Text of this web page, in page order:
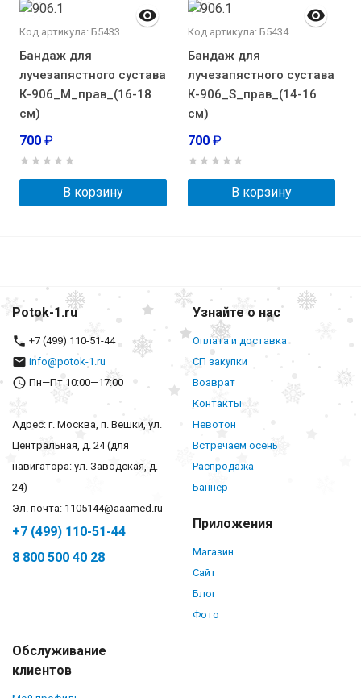
Код артикула: Б5433
Бандаж для
лучезапястного сустава
К-906_М_прав_(16-18
см)
700 ₽
В корзину
Код артикула: Б5434
Бандаж для
лучезапястного сустава
К-906_S_прав_(14-16
см)
700 ₽
В корзину
Potok-1.ru
+7 (499) 110-51-44
info@potok-1.ru
Пн—Пт 10:00—17:00
Адрес: г. Москва, п. Вешки, ул.
Центральная, д. 24 (для
навигатора: ул. Заводская, д.
24)
Эл. почта: 1105144@aaamed.ru
+7 (499) 110-51-44
8 800 500 40 28
Узнайте о нас
Оплата и доставка
СП закупки
Возврат
Контакты
Невотон
Встречаем осень
Распродажа
Баннер
Приложения
Магазин
Сайт
Блог
Фото
Обслуживание
клиентов